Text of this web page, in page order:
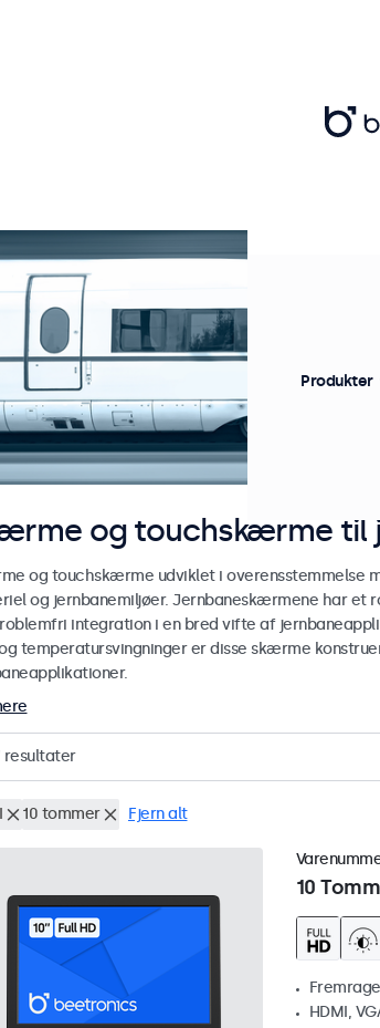
og touchskærme til
og touchskærme udviklet i overensstemmelse
og jernbanemiljøer. Jernbaneskærmene har et
integration i en bred vifte af
temperatursvingninger er disse skærme
resultater
10 tommer Fjern alt
10
HDMI,
Produkter